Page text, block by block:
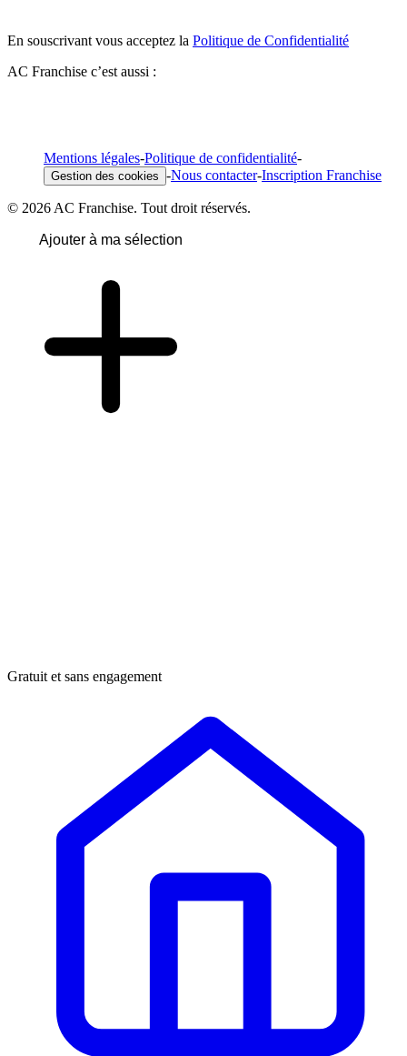
En souscrivant vous acceptez la Politique de Confidentialité
AC Franchise c’est aussi :
Mentions légales-Politique de confidentialité-
Gestion des cookies -Nous contacter-Inscription Franchise
© 2026 AC Franchise. Tout droit réservés.
Ajouter à ma sélection
Gratuit et sans engagement